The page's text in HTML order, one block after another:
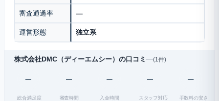
審査通過率 —
運営形態 独立系
株式会社DMC（ディーエムシー）の口コミ —(1件)
—
総合満足度
—
審査時間
—
入金時間
—
スタッフ対応
—
手数料の安さ